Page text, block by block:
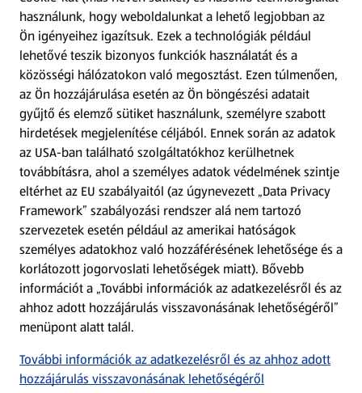
Kérdőív
Fizetési lehetőségek
ALDI utalványok
Árcsökkentés
Adattörlő alkalmazás
Szervizpont
(új oldalon nyílik meg)
Fedezz fel minket az interneten!
Töltsd le az ALDI Magyarország applikációt!
használunk, hogy weboldalunkat a lehető legjobban az
Ön igényeihez igazítsuk. Ezek a technológiák például
lehetővé teszik bizonyos funkciók használatát és a
közösségi hálózatokon való megosztást. Ezen túlmenően,
az Ön hozzájárulása esetén az Ön böngészési adatait
gyűjtő és elemző sütiket használunk, személyre szabott
hirdetések megjelenítése céljából. Ennek során az adatok
az USA-ban található szolgáltatókhoz kerülhetnek
továbbításra, ahol a személyes adatok védelmének szintje
eltérhet az EU szabályaitól (az úgynevezett „Data Privacy
Framework” szabályozási rendszer alá nem tartozó
szervezetek esetén például az amerikai hatóságok
személyes adatokhoz való hozzáférésének lehetősége és a
korlátozott jogorvoslati lehetőségek miatt). Bővebb
információt a „További információk az adatkezelésről és az
ahhoz adott hozzájárulás visszavonásának lehetőségéről”
menüpont alatt talál.
További információk az adatkezelésről és az ahhoz adott
hozzájárulás visszavonásának lehetőségéről